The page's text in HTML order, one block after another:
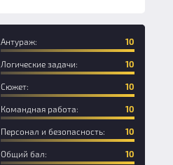
Антураж: 10
Логические задачи: 10
Сюжет: 10
Командная работа: 10
Персонал и безопасность: 10
Общий бал: 10